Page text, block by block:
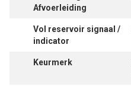
Afvoerleiding
Vol reservoir signaal /
indicator
Keurmerk